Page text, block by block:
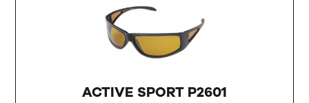
ACTIVE SPORT P2601